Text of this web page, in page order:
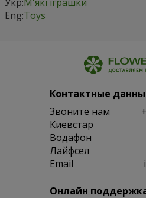
Eng:Toys
Контактные
Звоните нам
Киевстар
Водафон
Лайфсел
Email
Онлайн